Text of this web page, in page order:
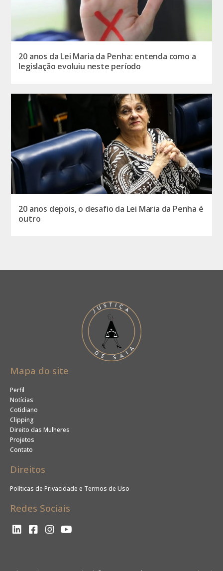
20 anos da Lei Maria da Penha: entenda como a
legislação evoluiu neste período
20 anos depois, o desafio da Lei Maria da Penha é
outro
Mapa do site
Perfil
Notícias
Cotidiano
Clipping
Direito das Mulheres
Projetos
Contato
Direitos
Políticas de Privacidade e Termos de Uso
Redes Sociais